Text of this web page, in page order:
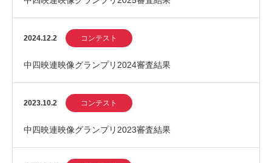
2024.12.2 コンテスト
中四映連映像グランプリ2024審査結果
2023.10.2 コンテスト
中四映連映像グランプリ2023審査結果